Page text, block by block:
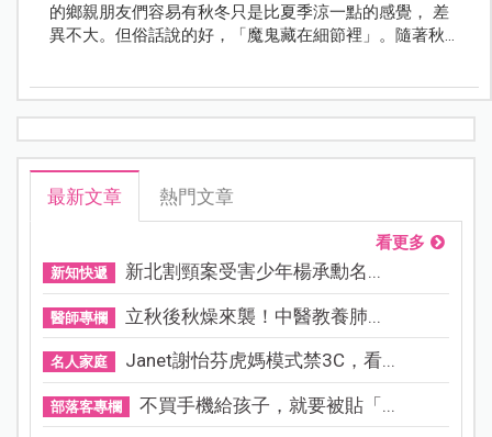
的鄉親朋友們容易有秋冬只是比夏季涼一點的感覺， 差
異不大。但俗話說的好，「魔鬼藏在細節裡」。隨著秋
10℃。劇烈的溫差會讓血管收縮、血壓突然升高並增加
最新文章 熱門文章
看更多
新知快遞 新北割頸案受害少年楊承勳名...
醫師專欄 立秋後秋燥來襲！中醫教養肺...
名人家庭 Janet謝怡芬虎媽模式禁3C，看...
部落客專欄 不買手機給孩子，就要被貼「...